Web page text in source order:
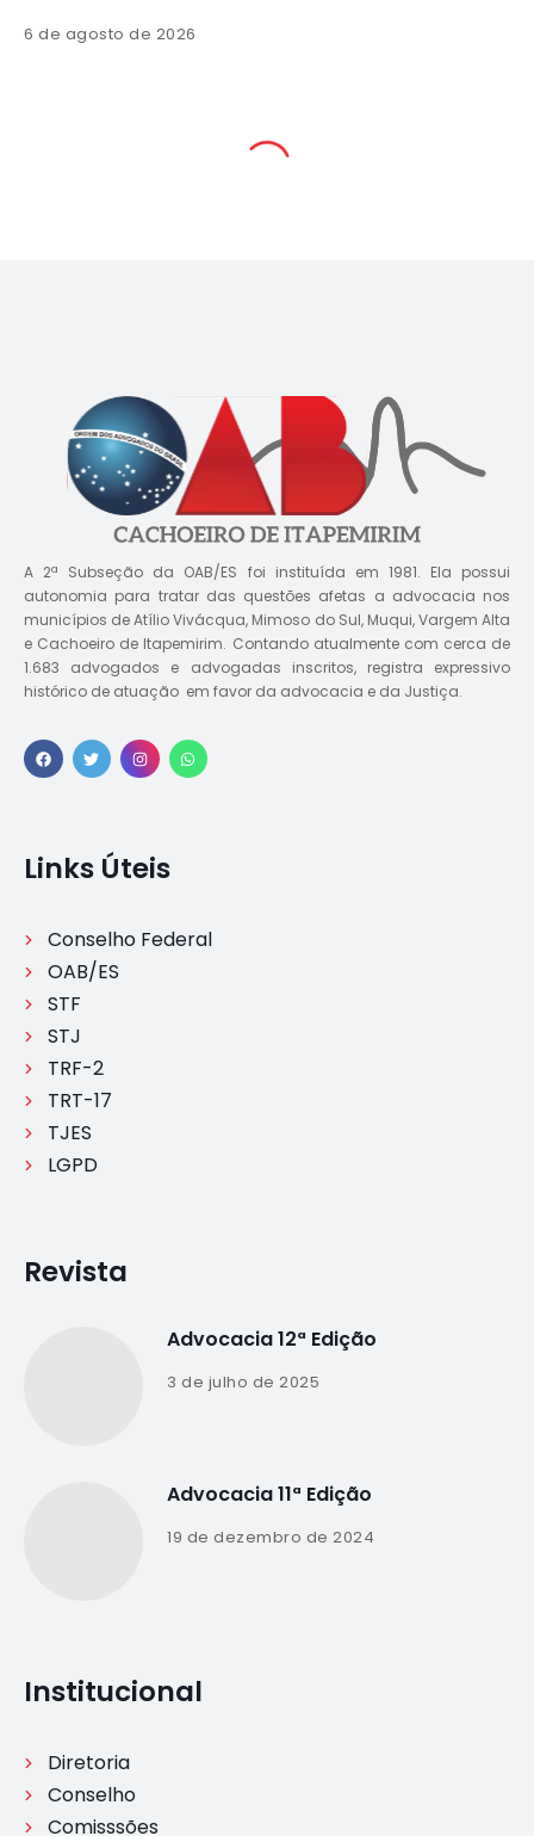
6 de agosto de 2026
A 2ª Subseção da OAB/ES foi instituída em 1981. Ela possui
autonomia para tratar das questões afetas a advocacia nos
municípios de Atílio Vivácqua, Mimoso do Sul, Muqui, Vargem Alta
e Cachoeiro de Itapemirim. Contando atualmente com cerca de
1.683 advogados e advogadas inscritos, registra expressivo
histórico de atuação em favor da advocacia e da Justiça.
Links Úteis
Conselho Federal
OAB/ES
STF
STJ
TRF-2
TRT-17
TJES
LGPD
Revista
Advocacia 12ª Edição
3 de julho de 2025
Advocacia 11ª Edição
19 de dezembro de 2024
Institucional
Diretoria
Conselho
Comisssões